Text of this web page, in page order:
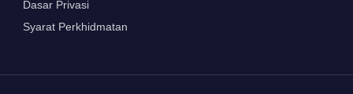
Dasar Privasi
Syarat Perkhidmatan